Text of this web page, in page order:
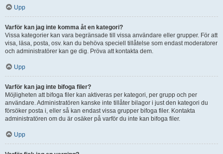
Upp
Varför kan jag inte komma åt en kategori?
Vissa kategorier kan vara begränsade till vissa användare eller grupper. För att
visa, läsa, posta, osv. kan du behöva speciell tillåtelse som endast moderatorer
och administratörer kan ge dig. Pröva att kontakta dem.
Upp
Varför kan jag inte bifoga filer?
Möjligheten att bifoga filer kan aktiveras per kategori, per grupp och per
användare. Administratören kanske inte tillåter bilagor i just den kategori du
försöker posta i, eller så kan endast vissa grupper bifoga filer. Kontakta
administratören om du är osäker på varför du inte kan bifoga filer.
Upp